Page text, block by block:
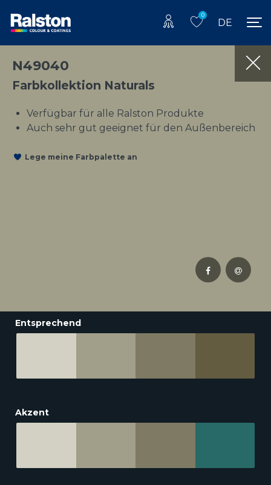
0
DE
N49040
Farbkollektion Naturals
Verfügbar für alle Ralston Produkte
Auch sehr gut geeignet für den Außenbereich
Lege meine Farbpalette an
Entsprechend
Akzent